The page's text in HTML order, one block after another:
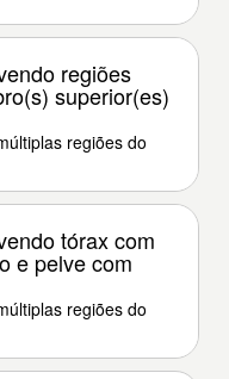
regiões
superior(es)
regiões do
tórax com
e pelve com
regiões do